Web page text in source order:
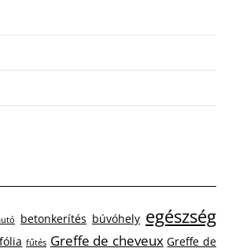
betonkerítés búvóhely egészség
fólia fűtés Greffe de cheveux Greffe de